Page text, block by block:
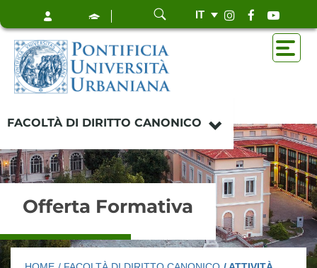
IT
FACOLTÀ DI DIRITTO CANONICO
Offerta Formativa